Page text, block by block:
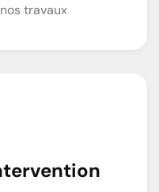
travaux